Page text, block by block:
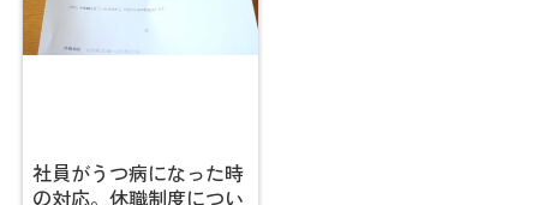
社員がうつ病になった時
の対応。休職制度につい